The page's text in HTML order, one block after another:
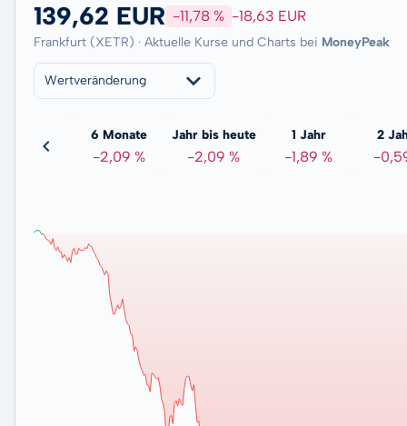
139,62 EUR -11,78 % -18,63 EUR
Frankfurt (XETR) · Aktuelle Kurse und Charts bei MoneyPeak
Wertveränderung
-1,33 %
6 Monate
-2,09 %
Jahr bis heute
-2,09 %
1 Jahr
-1,89 %
2
-